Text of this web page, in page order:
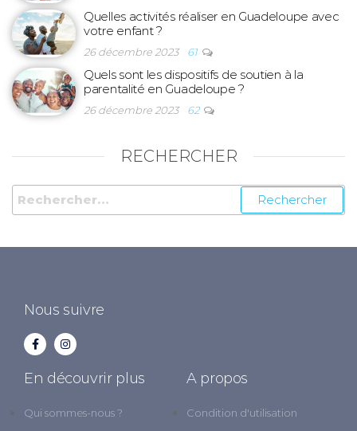
Quelles activités réaliser en Guadeloupe avec
votre enfant ?
26 décembre 2023 61
Quels sont les dispositifs de soutien à la
parentalité en Guadeloupe ?
26 décembre 2023 62
RECHERCHER
Nous suivre
En découvrir plus
Qui sommes-nous ?
A propos
Condition d'utilisation